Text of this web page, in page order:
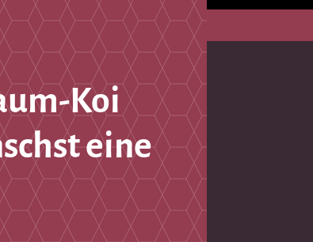
Koi
eine